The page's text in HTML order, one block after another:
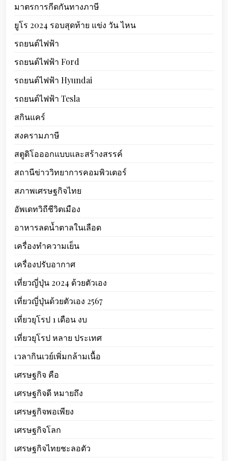
มาตรการกีดกันทางภาษี
ยูโร 2024 รอบสุดท้าย แข่ง วัน ไหน
รถยนต์ไฟฟ้า
รถยนต์ไฟฟ้า Ford
รถยนต์ไฟฟ้า Hyundai
รถยนต์ไฟฟ้า Tesla
สกินแคร์
สงครามภาษี
สตูดิโอออกแบบและสร้างสรรค์
สถานีข่าววิทยาการคอมพิวเตอร์
สภาพเศรษฐกิจไทย
อัพเดทวิถีชีวิตเมือง
อาหารลดน้ำตาลในเลือด
เครื่องทำความเย็น
เครื่องปรับอากาศ
เที่ยวญี่ปุ่น 2024 ด้วยตัวเอง
เที่ยวญี่ปุ่นด้วยตัวเอง 2567
เที่ยวยุโรป 1 เดือน งบ
เที่ยวยุโรป หลาย ประเทศ
เวลากินเวย์เพิ่มกล้ามเนื้อ
เศรษฐกิจ คือ
เศรษฐกิจดี หมายถึง
เศรษฐกิจพอเพียง
เศรษฐกิจโลก
เศรษฐกิจไทยชะลอตัว